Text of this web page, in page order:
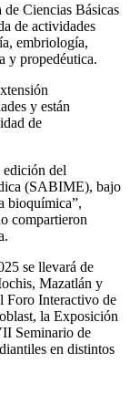
Ciencias Básicas
de actividades
embriología,
y propedéutica.
y están
de
edición del
(SABIME), bajo
bioquímica”,
compartieron
se llevará de
Mazatlán y
Foro Interactivo de
la Exposición
Seminario de
en distintos